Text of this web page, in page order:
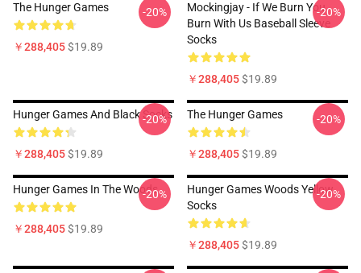
The Hunger Games
￥288,405$19.89
-20%
Mockingjay - If We Burn You
Burn With Us Baseball Sleeve
Socks
￥288,405$19.89
-20%
Hunger Games And Black Socks
￥288,405$19.89
-20% The Hunger Games
￥288,405$19.89
-20%
Hunger Games In The Woods
￥288,405$19.89
-20%
Hunger Games Woods Yellow
Socks
￥288,405$19.89
-20%